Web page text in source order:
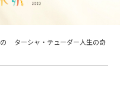
ターシャ・テューダー人生の奇